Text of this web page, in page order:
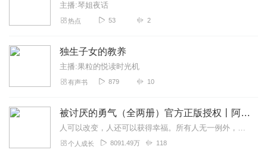
主播:琴姐夜话
热点 53 2
独生子女的教养
主播:果粒的悦读时光机
有声书 879 10
被讨厌的勇气（全两册）官方正版授权丨阿德勒心理学畅销经典｜幸福的勇气
人可以改变，人还可以获得幸福。所有人无一例外，都能如此。——阿德勒心理学一名深陷自卑、无能与不幸福的青年，听到了一名哲人主张的“世界无比单纯，人人都能幸福”便来...
个人成长 8091.49万 118